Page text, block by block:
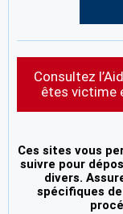
Consultez
êtes victime
Ces sites vous
suivre pour
divers.
spécifiques